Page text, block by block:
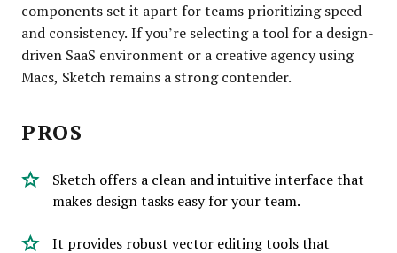
components set it apart for teams prioritizing speed
and consistency. If you’re selecting a tool for a design-
driven SaaS environment or a creative agency using
Macs, Sketch remains a strong contender.
PROS
Sketch offers a clean and intuitive interface that
makes design tasks easy for your team.
It provides robust vector editing tools that